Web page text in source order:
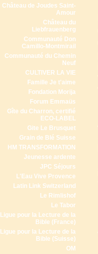
Château de Joudes Saint-
Amour
Château du
Liebfrauenberg
Communauté Don
Camillo-Montmirail
Communauté du Chemin
Neuf
CULTIVER LA VIE
Famille Je t'aime
Fondation Morija
Forum Emmaüs
Gîte du Charron, certifié
ECO-LABEL
Gite Le Brusquet
Grain de Blé Suisse
HM TRANSFORMATION
Jeunesse ardente
JPC Séjours
L'Eau Vive Provence
Latin Link Switzerland
Le Rimlishof
Le Tabor
Ligue pour la Lecture de la
Bible (France)
Ligue pour la Lecture de la
Bible (Suisse)
OM